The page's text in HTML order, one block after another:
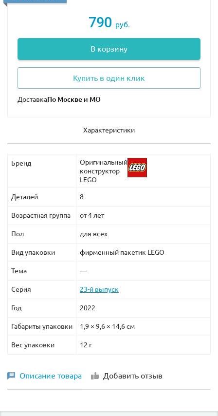
790 руб.
В корзину
Купить в один клик
Доставка
Характеристики
Бренд
Оригинальный
конструктор
LEGO
Деталей 8
Возрастная группа от 4 лет
Пол для всех
Вид упаковки фирменный пакетик LEGO
Тема —
Серия 23-й выпуск
Год 2022
Габариты упаковки 1,9 × 9,6 × 14,6 см
Вес упаковки 12 г
Описание товара Добавить отзыв